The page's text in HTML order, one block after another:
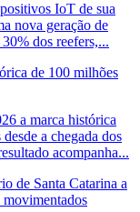
IoT de sua
nova geração de
dos reefers,...
de 100 milhões
a marca histórica
a chegada dos
acompanha...
de Santa Catarina a